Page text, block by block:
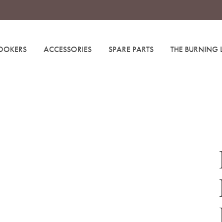
ACCESSORIES SPARE PARTS THE BURNING